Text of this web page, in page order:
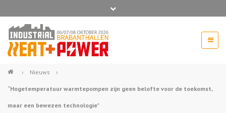
beurs@54events.nl
Exposanten login
› Nieuws ›
“Hogetemperatuur warmtepompen zijn geen belofte voor de toekomst,
maar een bewezen technologie”